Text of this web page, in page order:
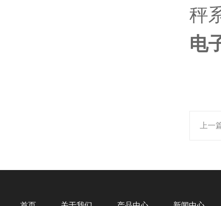
秤
电
上一